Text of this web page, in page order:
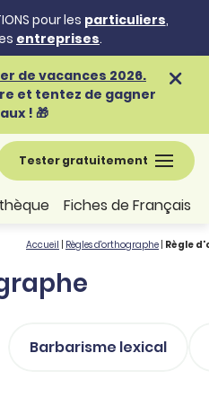
pour les particuliers,
entreprises.
de vacances 2026.
et tentez de gagner
! 🎁
Tester gratuitement
Fiches de Français
Accueil Règles d'orthographe Règle
Barbarisme lexical